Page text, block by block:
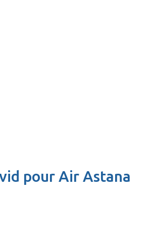
pour Air Astana